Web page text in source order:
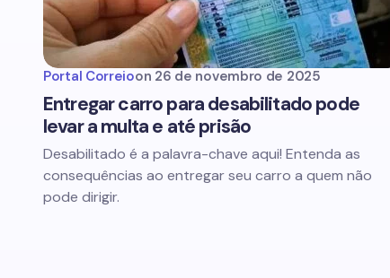
Portal Correioon 26 de novembro de 2025
Entregar carro para desabilitado pode
levar a multa e até prisão
Desabilitado é a palavra-chave aqui! Entenda as
consequências ao entregar seu carro a quem não
pode dirigir.